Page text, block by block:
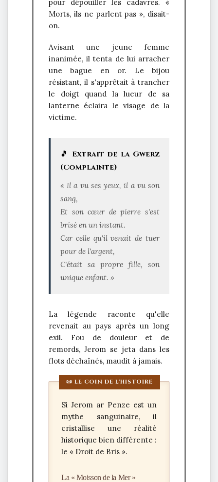
pour dépouiller les cadavres. «
Morts, ils ne parlent pas », disait-
on.
Avisant une jeune femme
inanimée, il tenta de lui arracher
une bague en or. Le bijou
résistant, il s'apprêtait à trancher
le doigt quand la lueur de sa
lanterne éclaira le visage de la
victime.
🎵 Extrait de la Gwerz
(Complainte)
« Il a vu ses yeux, il a vu son
sang,
Et son cœur de pierre s'est
brisé en un instant.
Car celle qu'il venait de tuer
pour de l'argent,
C'était sa propre fille, son
unique enfant. »
La légende raconte qu'elle
revenait au pays après un long
exil. Fou de douleur et de
remords, Jerom se jeta dans les
flots déchaînés, maudit à jamais.
📜 LE COIN DE L'HISTOIRE
Si Jerom ar Penze est un
mythe sanguinaire, il
cristallise une réalité
historique bien différente :
le « Droit de Bris ».
La « Moisson de la Mer »